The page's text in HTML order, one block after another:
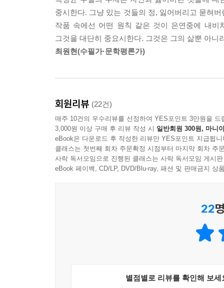
찔레꽃 필 무렵
큰밭
한들 산모퉁이 길
제9부 꽃이 핀 자리
말복(末伏)
백로(白露)
생쥐
여덟 살의 배신
존재와 이름
첫눈
해설: 목성균의 수필 세계/김종완(수필가?문학평론
나는 엉겁결에 얼굴을 아버지의 등에 꼭 댔다. 내
다보고 있었다.
아버지는 강을 건너기 시작하셨다. 강 한가운데로
다. 아버지는 그 사람들에게 부딪치지 않도록 조
록 더욱 뚜렷하게 그때가 되살아나서 등골이 오
뿐인데, ‘내 힘이니라’는 듯이 눈앞에 아버지의 반
드디어 강을 건넜을 때, 아버지는 모래바닥에 나
버지의 우시는 모습을 본 것은 그때 한번뿐이다.
포의 오열이었는지 알 수 없다. 가끔 그게 6·25의
해서 건네주셨듯 이제 내가 아버지의 숨찬 강을
뭍의 발기가 결연한 의지로 바다 깊이 삽입되어
서 비 오는 날의 수평선은 쓰고 따뜻한 탕제같이
수필계에선 가장 탁월한 작가로 자리매김한 것이
과정이고 습작에 불과하니, 죽은 후에야 모든 예
작가임에 틀림없다.
중시한다. 그냥 있는 것들의 정, 잃어버리고 묻혀
작품 속에선 어떤 원칙 같은 것이 은연중에 내
그것을 대단히 중요시한다. 그것은 그의 삶뿐 아니
최원현(수필가·문학평론가)
회원리뷰 (22건)
매주 10건의 우수리뷰를 선정하여 YES포인트 3만원을 드
3,000원 이상 구매 후 리뷰 작성 시 일반회원 300원, 마니
eBook은 다운로드 후 작성한 리뷰만 YES포인트 지급됩니
클래스는 첫번째 회차 주문확정 시점부터 마지막 회차 주
사락 독서모임으로 진행된 클래스는 사락 독서모임 게시
eBook 페이백, CD/LP, DVD/Blu-ray, 패션 및 판매금지 상
22
별점별로 리뷰를 확인해 보세